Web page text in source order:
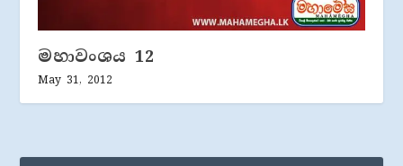
මහාවංශය 12
May 31, 2012